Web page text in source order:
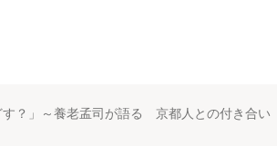
す？」～養老孟司が語る 京都人との付き合い